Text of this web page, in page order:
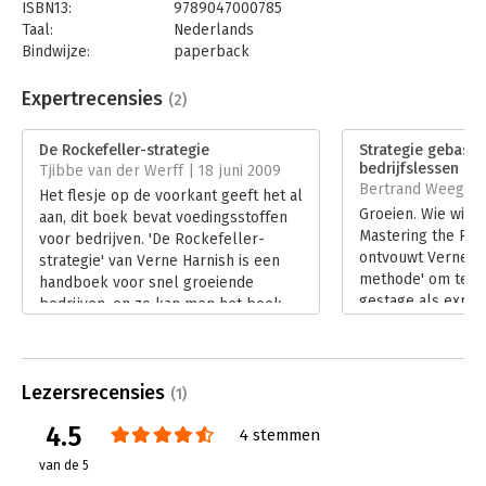
ISBN13:
9789047000785
Taal:
Nederlands
Bindwijze:
paperback
Uitgever:
Business Contact
Verschijningsdatum:
7-11-2012
Hoofdrubriek: Strategisch management
Expertrecensies (2)
De Rockefeller-strategie
Tjibbe van der Werff | 18 juni 2009
Het flesje op de voorkant geeft het al
aan, dit boek bevat voedingsstoffen
voor bedrijven. 'De Rockefeller-
strategie' van Verne Harnish is een
handboek voor snel groeiende
bedrijven, en zo kan men het boek
organisatie. Identificeer de dingen die
daar consequent op.
Lees verder
Strategie
bedrijfslessen
Bertrand
Groeien. Wie wil
Mastering the
ontvouwt Verne
methode' om te
gestage als
Lezersrecensies (1)
4.5
van de 5
4 stemmen